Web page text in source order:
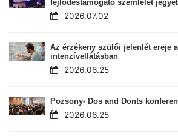
fejlődéstámogató szemlélet
2026.07.02
Az érzékeny szülői jelenlét ereje
intenzívellátásban
2026.06.25
Pozsony- Dos and Donts
2026.06.25